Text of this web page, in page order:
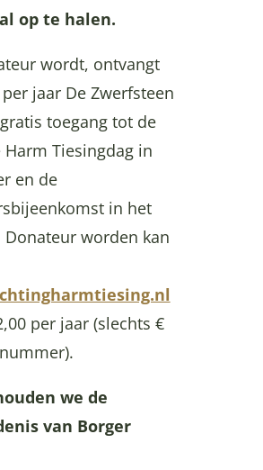
op te halen.
wordt, ontvangt
jaar De Zwerfsteen
toegang tot de
Tiesingdag in
en de
in het
worden kan
per jaar (slechts €
we de
van Borger